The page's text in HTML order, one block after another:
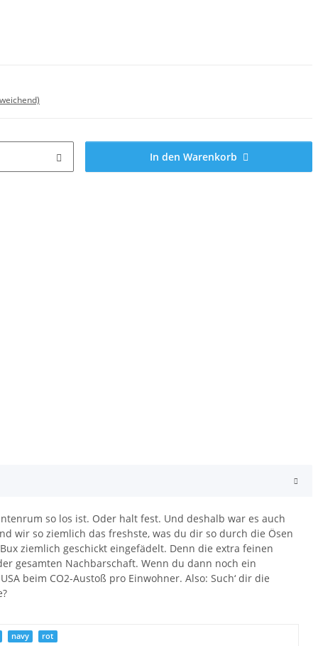
In den Warenkorb
so los ist. Oder halt fest. Und deshalb war es auch
wir so ziemlich das freshste, was du dir so durch die Ösen
ziemlich geschickt eingefädelt. Denn die extra feinen
gesamten Nachbarschaft. Wenn du dann noch ein
beim CO2-Austoß pro Einwohner. Also: Such‘ dir die
navy rot